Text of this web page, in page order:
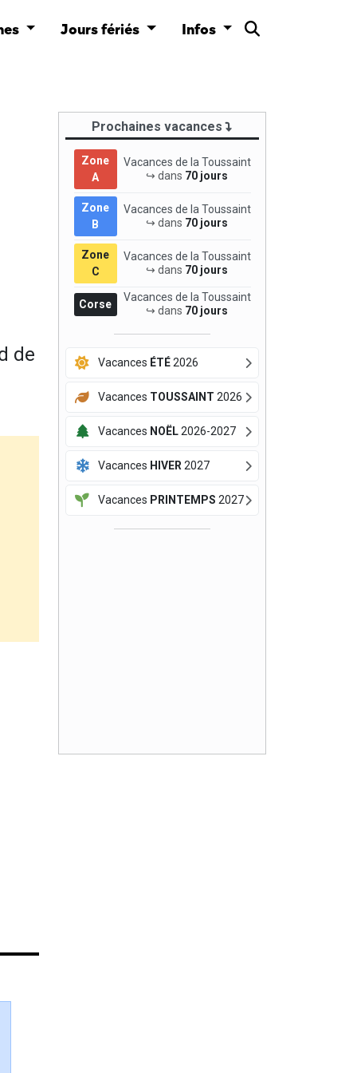
Jours fériés Infos
de
Prochaines vacances
Zone
A
Vacances de la Toussaint
↪ dans 70 jours
Zone
B
Vacances de la Toussaint
↪ dans 70 jours
Zone
C
Vacances de la Toussaint
↪ dans 70 jours
Corse
Vacances de la Toussaint
↪ dans 70 jours
Vacances ÉTÉ2026
Vacances TOUSSAINT 2026
Vacances NOËL2026-2027
Vacances HIVER 2027
Vacances PRINTEMPS 2027